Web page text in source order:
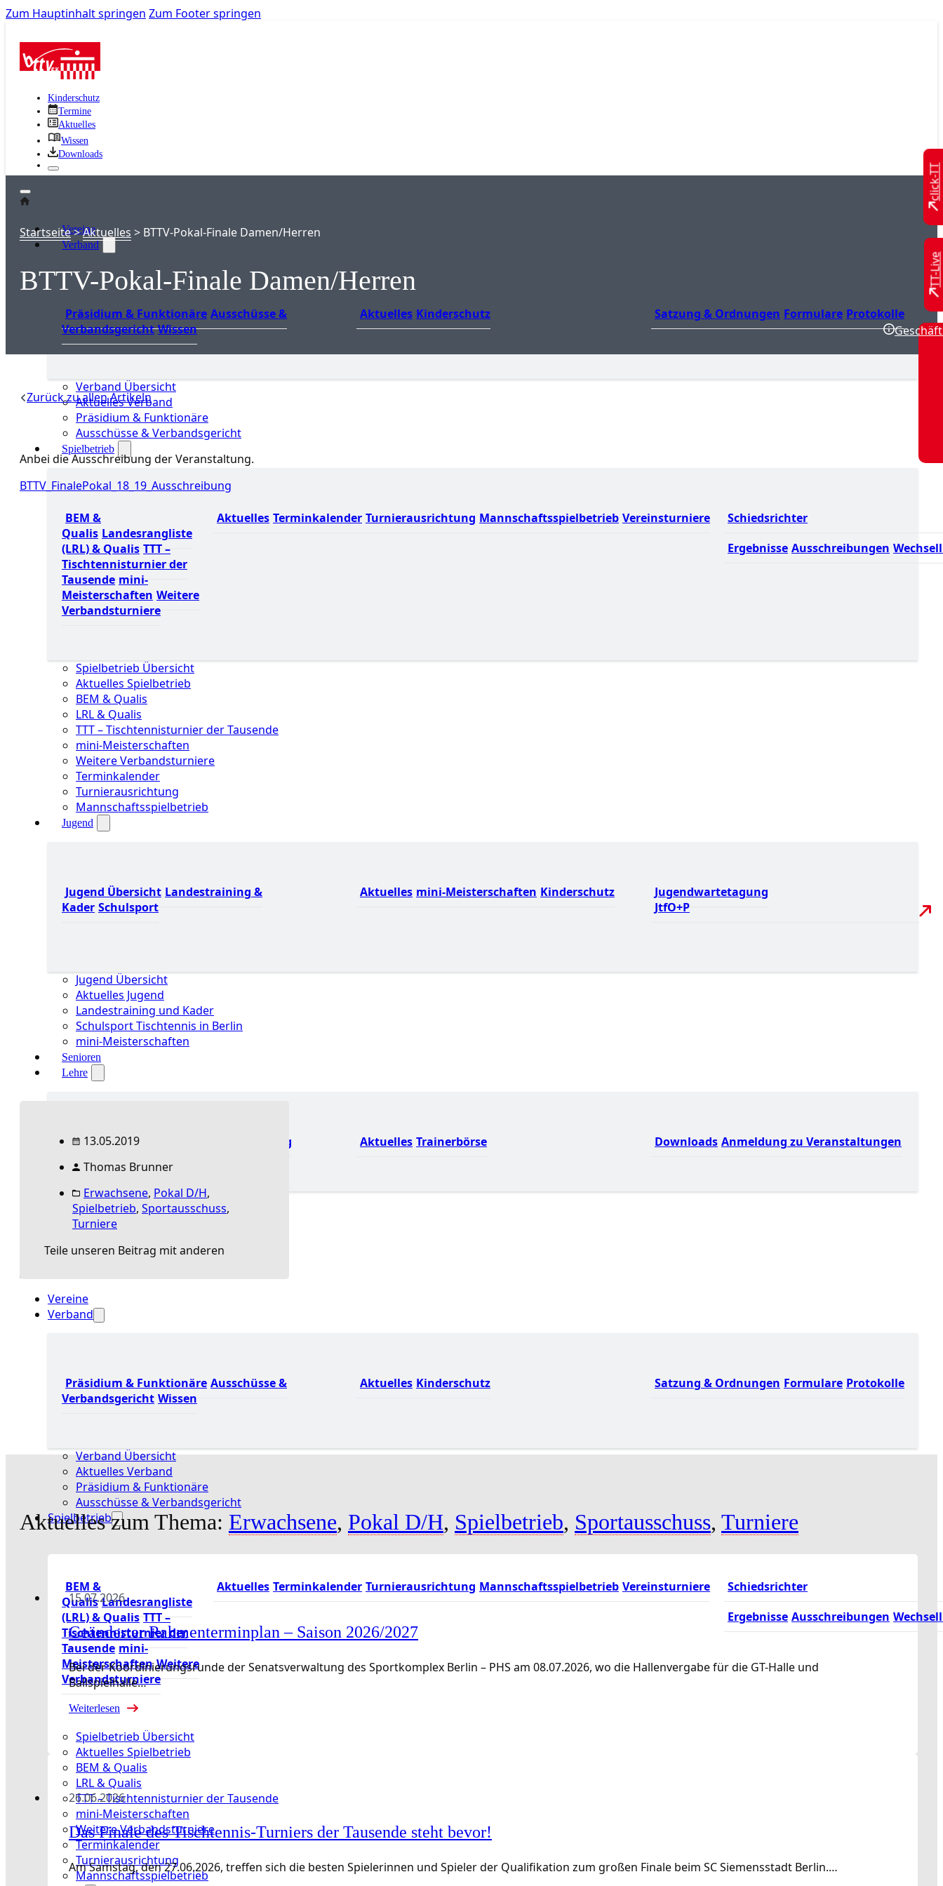
Zum Hauptinhalt springen Zum Footer springen
Kinderschutz
Termine
Aktuelles
Wissen
Downloads
Vereine
Verband
Präsidium & Funktionäre Ausschüsse &
Verbandsgericht Wissen
Aktuelles Kinderschutz Satzung & Ordnungen Formulare Protokolle
Verband Übersicht
Aktuelles Verband
Präsidium & Funktionäre
Ausschüsse & Verbandsgericht
Spielbetrieb
BEM &
Qualis Landesrangliste
(LRL) & Qualis TTT –
Tischtennisturnier der
Tausende mini-
Meisterschaften Weitere
Verbandsturniere
Aktuelles Terminkalender Turnierausrichtung Mannschaftsspielbetrieb Vereinsturniere
Schiedsrichter
Ergebnisse Ausschreibungen
Spielbetrieb Übersicht
Aktuelles Spielbetrieb
BEM & Qualis
LRL & Qualis
TTT – Tischtennisturnier der Tausende
mini-Meisterschaften
Weitere Verbandsturniere
Terminkalender
Turnierausrichtung
Mannschaftsspielbetrieb
Jugend
Jugend Übersicht Landestraining &
Kader Schulsport
Aktuelles mini-Meisterschaften Kinderschutz
Jugendwartetagung
JtfO+P
Jugend Übersicht
Aktuelles Jugend
Landestraining und Kader
Schulsport Tischtennis in Berlin
mini-Meisterschaften
Senioren
Lehre
Lehre Übersicht Ausbildung Aktuelles Trainerbörse Downloads Anmeldung zu Veranstaltungen
Lehre Übersicht
Aktuelles Lehre
Fortbildung
Ausbildung
Vereine
Verband
Präsidium & Funktionäre Ausschüsse &
Verbandsgericht Wissen
Aktuelles Kinderschutz Satzung & Ordnungen Formulare Protokolle
Verband Übersicht
Aktuelles Verband
Präsidium & Funktionäre
Ausschüsse & Verbandsgericht
Spielbetrieb
BEM &
Qualis Landesrangliste
(LRL) & Qualis TTT –
Tischtennisturnier der
Tausende mini-
Meisterschaften Weitere
Verbandsturniere
Aktuelles Terminkalender Turnierausrichtung Mannschaftsspielbetrieb Vereinsturniere
Schiedsrichter
Ergebnisse Ausschreibungen
Spielbetrieb Übersicht
Aktuelles Spielbetrieb
BEM & Qualis
LRL & Qualis
TTT – Tischtennisturnier der Tausende
mini-Meisterschaften
Weitere Verbandsturniere
Terminkalender
Turnierausrichtung
Mannschaftsspielbetrieb
Startseite>Aktuelles > BTTV-Pokal-Finale Damen/Herren
BTTV-Pokal-Finale Damen/Herren
Zurück zu allen Artikeln
Anbei die Ausschreibung der Veranstaltung.
BTTV_FinalePokal_18_19_Ausschreibung
13.05.2019
Thomas Brunner
Erwachsene, Pokal D/H,
Spielbetrieb, Sportausschuss,
Turniere
Teile unseren Beitrag mit anderen
Aktuelles zum Thema: Erwachsene, Pokal D/H, Spielbetrieb, Sportausschuss, Turniere
15.07.2026
Geänderter Rahmenterminplan – Saison 2026/2027
Bei der Koordinierungsrunde der Senatsverwaltung des Sportkomplex Berlin – PHS am 08.07.2026, wo die Hallenvergabe für die GT-Halle und
Ballspielhalle…
Weiterlesen
26.06.2026
Das Finale des Tischtennis-Turniers der Tausende steht bevor!
Am Samstag, den 27.06.2026, treffen sich die besten Spielerinnen und Spieler der Qualifikation zum großen Finale beim SC Siemensstadt Berlin.…
click-TT
TT-Live